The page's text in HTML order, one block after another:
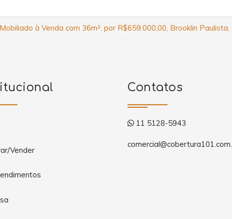
à Venda com 36m², por R$659.000,00, Brooklin Paulista,
Vender
Contatos
11 5128-5943